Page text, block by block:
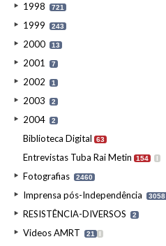
1998 721
1999 243
2000 13
2001 7
2002 1
2003 2
2004 2
Biblioteca Digital 63
Entrevistas Tuba Rai Metin 154 I
Fotografias 2460
Imprensa pós-Independência 3058
RESISTÊNCIA-DIVERSOS 2
Videos AMRT 21 I